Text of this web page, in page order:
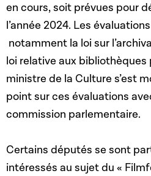
en cours, soit prévues pour
l’année 2024. Les
notamment la loi sur
loi relative aux bibliothèques
ministre de la Culture s’est
point sur ces évaluations
commission parlementaire.
Certains députés se sont
intéressés au sujet du «